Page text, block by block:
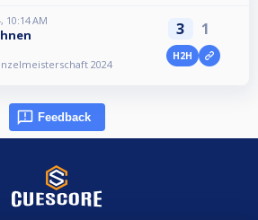
10:14 AM
2024
3 1
H2H
Feedback